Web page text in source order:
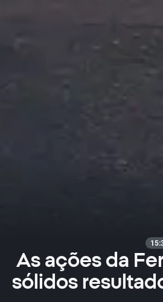
As ações da
sólidos